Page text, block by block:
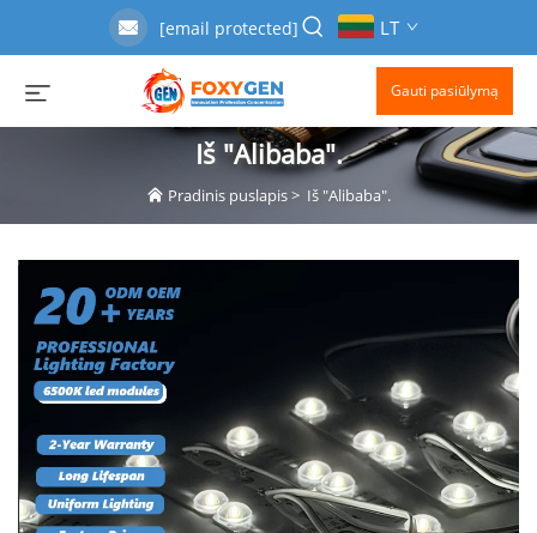
[email protected] LT
Gauti pasiūlymą
Iš "Alibaba".
Pradinis puslapis> Iš "Alibaba".